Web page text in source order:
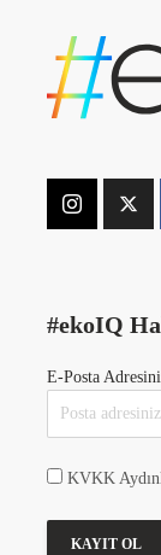
#ekoIQ
E-Posta
KVKK